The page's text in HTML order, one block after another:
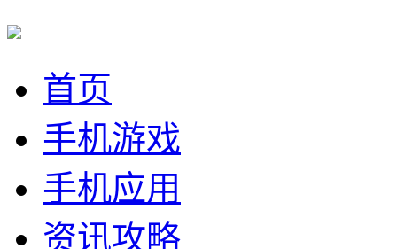
首页
手机游戏
手机应用
资讯攻略